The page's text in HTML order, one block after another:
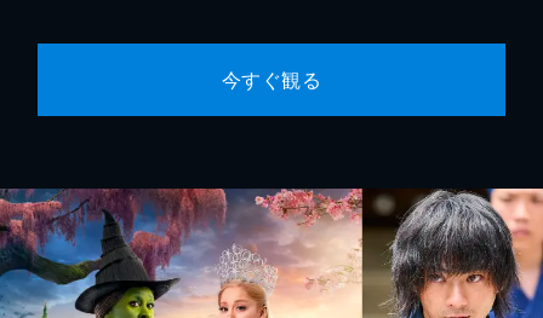
今すぐ観る